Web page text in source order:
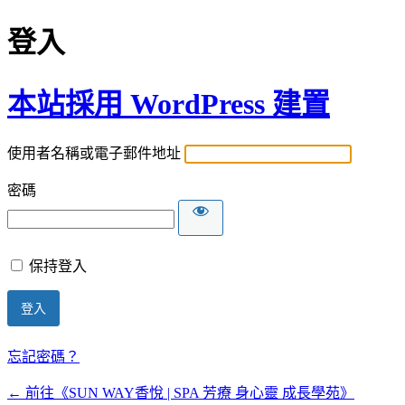
登入
本站採用 WordPress 建置
使用者名稱或電子郵件地址
密碼
保持登入
忘記密碼？
← 前往《SUN WAY香悅 | SPA 芳療 身心靈 成長學苑》